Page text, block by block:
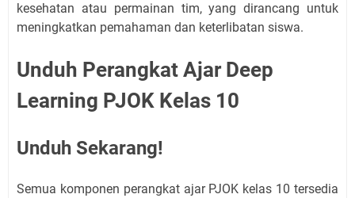
kesehatan atau permainan tim, yang dirancang untuk
meningkatkan pemahaman dan keterlibatan siswa.
Unduh Perangkat Ajar Deep
Learning PJOK Kelas 10
Unduh Sekarang!
Semua komponen perangkat ajar PJOK kelas 10 tersedia